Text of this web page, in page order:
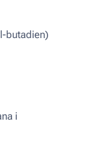
butadien)
i